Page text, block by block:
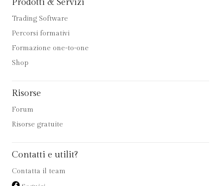
Prodotti & Servizi
Trading Software
Percorsi formativi
Formazione one-to-one
Shop
Risorse
Forum
Risorse gratuite
Contatti e utilit?
Contatta il team